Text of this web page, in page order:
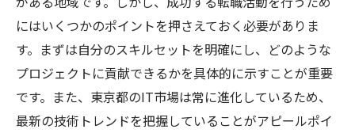
にはいくつかのポイントを押さえておく必要がありま
す。まずは自分のスキルセットを明確にし、どのような
プロジェクトに貢献できるかを具体的に示すことが重要
です。また、東京都のIT市場は常に進化しているため、
最新の技術トレンドを把握していることがアピールポイ